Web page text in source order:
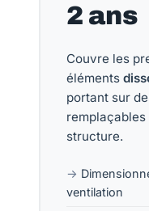
2 ans
Couvre les
éléments
portant sur
structure.
ventilation